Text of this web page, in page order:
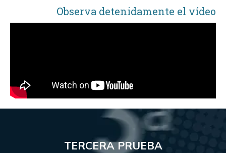
Observa detenidamente el vídeo
TERCERA PRUEBA